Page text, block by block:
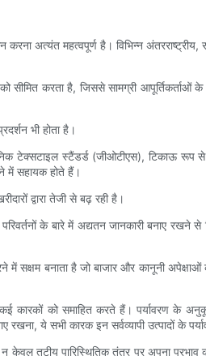
अत्यंत महत्वपूर्ण है। विभिन्न अंतरराष्ट्रीय,
सीमित करता है, जिससे सामग्री
भी होता है।
टेक्सटाइल स्टैंडर्ड (जीओटीएस), टिकाऊ रूप
में सहायक होते हैं।
द्वारा तेजी से बढ़ रही है।
के बारे में अद्यतन जानकारी बनाए रखने
बनाता है जो बाजार और कानूनी अपेक्षाओं
कारकों को समाहित करते हैं। पर्यावरण के
ये सभी कारक इन सर्वव्यापी उत्पादों के
केवल तटीय पारिस्थितिक तंत्र पर अपना